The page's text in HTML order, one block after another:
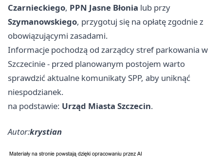
Czarnieckiego, PPN Jasne Błonia lub przy
Szymanowskiego, przygotuj się na opłatę zgodnie z
obowiązującymi zasadami.
Informacje pochodzą od zarządcy stref parkowania w
Szczecinie - przed planowanym postojem warto
sprawdzić aktualne komunikaty SPP, aby uniknąć
niespodzianek.
na podstawie: Urząd Miasta Szczecin.
Autor:krystian